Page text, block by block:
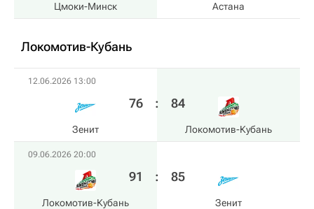
Цмоки-Минск Астана
Локомотив-Кубань
12.06.2026 13:00
Зенит
76 : 84
Локомотив-Кубань
09.06.2026 20:00
Локомотив-Кубань
91 : 85
Зенит